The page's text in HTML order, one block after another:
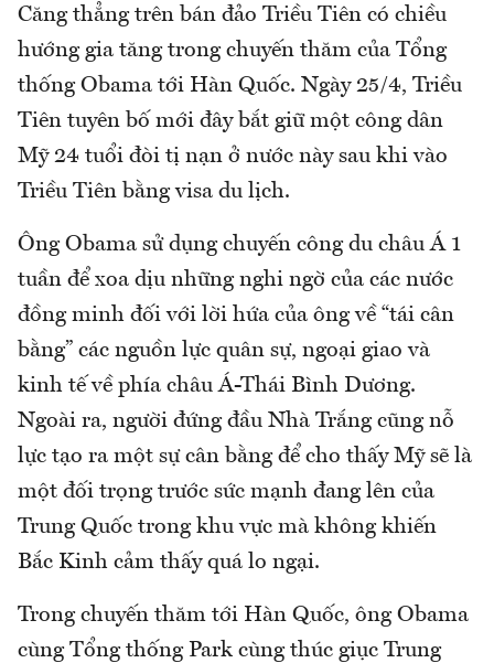
Căng thẳng trên bán đảo Triều Tiên có chiều
hướng gia tăng trong chuyến thăm của Tổng
thống Obama tới Hàn Quốc. Ngày 25/4, Triều
Tiên tuyên bố mới đây bắt giữ một công dân
Mỹ 24 tuổi đòi tị nạn ở nước này sau khi vào
Triều Tiên bằng visa du lịch.
Ông Obama sử dụng chuyến công du châu Á 1
tuần để xoa dịu những nghi ngờ của các nước
đồng minh đối với lời hứa của ông về “tái cân
bằng” các nguồn lực quân sự, ngoại giao và
kinh tế về phía châu Á-Thái Bình Dương.
Ngoài ra, người đứng đầu Nhà Trắng cũng nỗ
lực tạo ra một sự cân bằng để cho thấy Mỹ sẽ là
một đối trọng trước sức mạnh đang lên của
Trung Quốc trong khu vực mà không khiến
Bắc Kinh cảm thấy quá lo ngại.
Trong chuyến thăm tới Hàn Quốc, ông Obama
cùng Tổng thống Park cùng thúc giục Trung